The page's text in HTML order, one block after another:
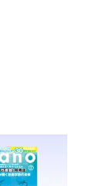
カテゴリ一覧